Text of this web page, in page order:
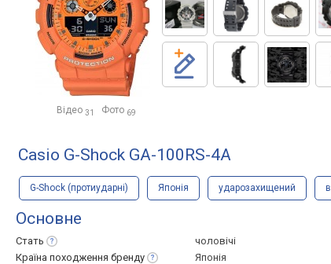
Відео 31 Фото 69
Casio G-Shock GA-100RS-4A
G-Shock (протиударні) Японія ударозахищений
Основне
Стать
чоловічі
Країна походження бренду Японія